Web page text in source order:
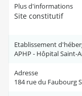
Plus d'informations
Site constitutif
Etablissement
APHP - Hôpital Saint-
Adresse
184 rue du Faubourg